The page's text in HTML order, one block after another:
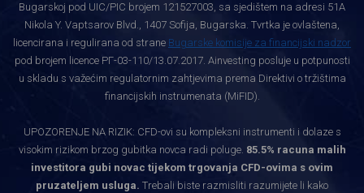
Bugarskoj pod UIC/PIC brojem 121527003, sa sjedištem na adresi 51A
Nikola Y. Vaptsarov Blvd., 1407 Sofija, Bugarska. Tvrtka je ovlaštena,
licencirana i regulirana od strane Bugarske komisije za financijski nadzor
pod brojem licence РГ-03-110/13.07.2017. Ainvesting posluje u potpunosti
u skladu s važećim regulatornim zahtjevima prema Direktivi o tržištima
financijskih instrumenata (MiFID).
UPOZORENJE NA RIZIK: CFD-ovi su kompleksni instrumenti i dolaze s
visokim rizikom brzog gubitka novca radi poluge. 85.5% racuna malih
investitora gubi novac tijekom trgovanja CFD-ovima s ovim
pruzateljem usluga. Trebali biste razmisliti razumijete li kako